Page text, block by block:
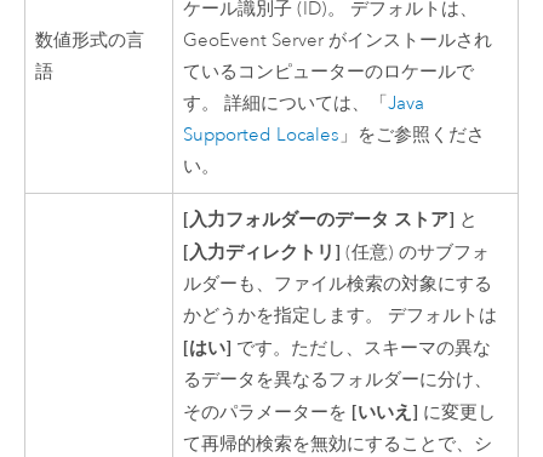
数値形式の言
語
ケール識別子 (ID)。 デフォルトは、
GeoEvent Server がインストールされ
ているコンピューターのロケールで
す。 詳細については、「Java
Supported Locales」をご参照くださ
い。
[入力フォルダーのデータ ストア] と
[入力ディレクトリ] (任意) のサブフォ
ルダーも、ファイル検索の対象にする
かどうかを指定します。 デフォルトは
[はい] です。ただし、スキーマの異な
るデータを異なるフォルダーに分け、
そのパラメーターを [いいえ] に変更し
て再帰的検索を無効にすることで、シ